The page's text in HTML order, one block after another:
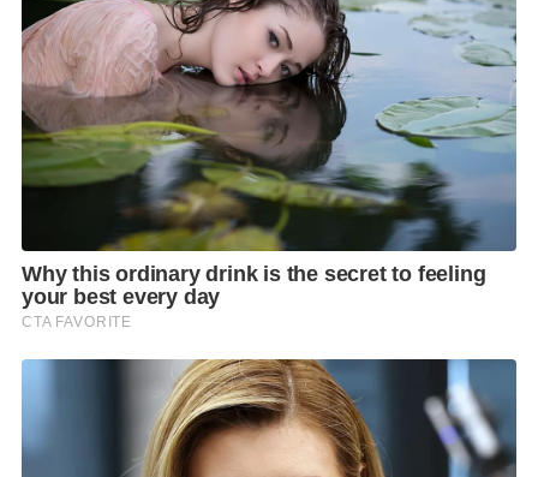
ต่างกันซึ่งเป็นการแก้ปัญหาเศรษฐกิจฐานราก
นายกรัฐมนตรีกล่าวว่า
ทุกคนทราบดีว่าเกิดอะไรขึ้นกับ
ประเทศไทยขณะนี้กรณีให้ตนลาออกเพราะบริหาร
ประเทศล้มเหลวขอให้มองย้อนไปในปี 2549และ
ปี2557ที่มีการชุมนุมมีใครลาออกหรือไม่ มีใครทำความ
ยืนยันตนเองก็รักลูกหลานรักเด็กนิสิต
นักศึกษาทุกคนคือพลังของแผ่นดินในวันข้างหน้า ต้อง
สร้างความเข้าใจกันว่าบทบาทของใครอยู่ตรงไหนใครที่
จะเป็นผู้ชี้นำในทางที่ถูกต้องและสงบ
ของคนไทย ของประเทศไทย
นายกรัฐมนตรียังกล่าวยอมรับวันนี้โลกเปลี่ยน
วอนอย่าฟัง
ทุกอย่างมีที่มาเช่นชุดนักเรียน
ทำให้เกิด
การประหยัด
ไม่มีการแข่งขันไม่มีความแตกต่างสำหรับ